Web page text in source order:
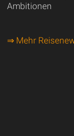
Ambitionen
⇒ Mehr